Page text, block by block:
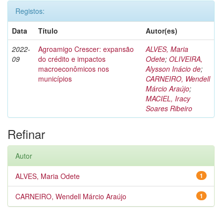
Registos:
Data
Título
Autor(es)
2022-
09
Agroamigo Crescer: expansão
do crédito e impactos
macroeconômicos nos
municípios
ALVES, Maria
Odete; OLIVEIRA,
Alysson Inácio de;
CARNEIRO, Wendell
Márcio Araújo;
MACIEL, Iracy
Soares Ribeiro
Refinar
Autor
1
ALVES, Maria Odete
1
CARNEIRO, Wendell Márcio Araújo